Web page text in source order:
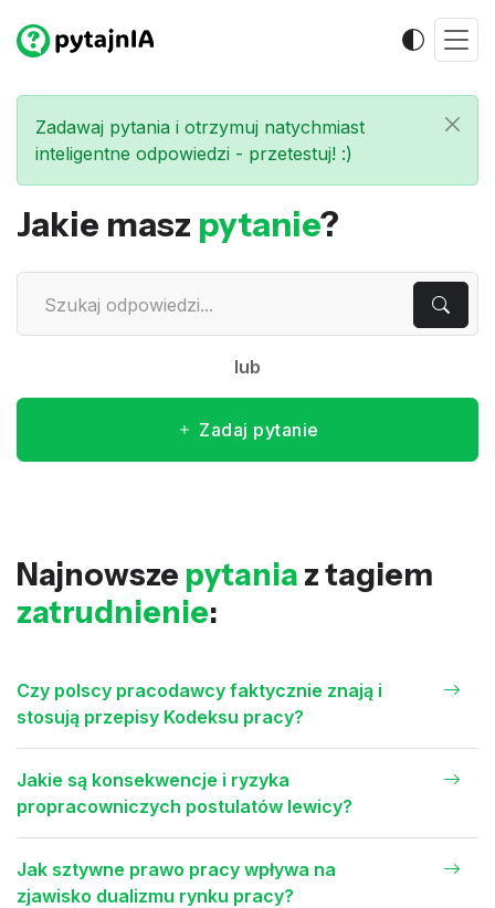
Zadawaj pytania i otrzymuj natychmiast
inteligentne odpowiedzi - przetestuj! :)
Jakie masz pytanie?
lub
Zadaj pytanie
Najnowsze pytania z tagiem
zatrudnienie:
Czy polscy pracodawcy faktycznie znają i
stosują przepisy Kodeksu pracy?
Jakie są konsekwencje i ryzyka
propracowniczych postulatów lewicy?
Jak sztywne prawo pracy wpływa na
zjawisko dualizmu rynku pracy?